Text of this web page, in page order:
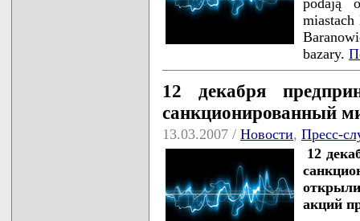
bazary.
12 декабря
санкционированный
13.03.2007 / Новости, Пресс-
12
акций